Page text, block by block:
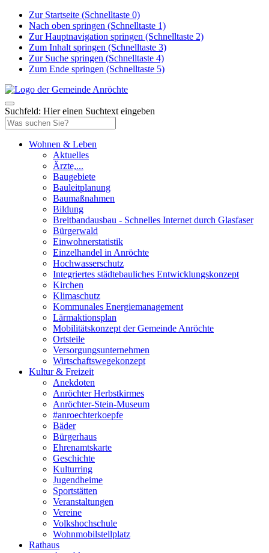
Zur Startseite (Schnelltaste 0)
Nach oben springen (Schnelltaste 1)
Zur Hauptnavigation springen (Schnelltaste 2)
Zum Inhalt springen (Schnelltaste 3)
Zur Suche springen (Schnelltaste 4)
Zum Ende springen (Schnelltaste 5)
Suchfeld: Hier einen Suchtext eingeben
Wohnen & Leben
Aktuelles
Ärzte,...
Baugebiete
Bauleitplanung
Baumaßnahmen
Bildung
Breitbandausbau - Schnelles Internet durch Glasfaser
Bürgerwald
Einwohnerstatistik
Einzelhandel in Anröchte
Hochwasserschutz
Integriertes städtebauliches Entwicklungskonzept
Kirchen
Klimaschutz
Kommunales Energiemanagement
Lärmaktionsplan
Mobilitätskonzept der Gemeinde Anröchte
Ortsteile
Versorgungsunternehmen
Wirtschaftswegekonzept
Kultur & Freizeit
Anekdoten
Anröchter Herbstkirmes
Anröchter-Stein-Museum
#anroechterkoepfe
Bäder
Bürgerhaus
Ehrenamtskarte
Geschichte
Kulturring
Jugendheime
Sportstätten
Veranstaltungen
Vereine
Volkshochschule
Wohnmobilstellplatz
Rathaus